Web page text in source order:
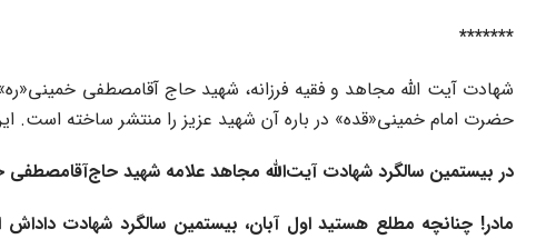
*******
شهادت آیت ‌اللّه‌ مجاهد و فقیه فرزانه، شهید حاج ‌آقامصطفی
حضرت امام خمینی«قده» در باره آن شهید عزیز را منتشر ساخته است.
در بیستمین سالگرد شهادت آیت‌اللّه‌ مجاهد علامه شهید
مادر! چنانچه مطلع هستید اول آبان، بیستمین سالگرد شهادت